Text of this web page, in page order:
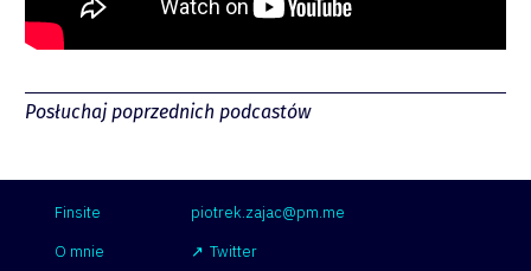
Spotify
Posłuchaj poprzednich podcastów
Finsite
O mnie
piotrek.zajac@pm.me
Twitter